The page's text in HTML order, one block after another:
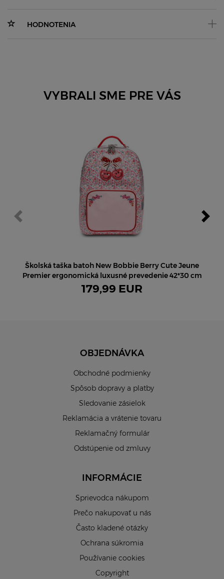
HODNOTENIA
VYBRALI SME PRE VÁS
Školská taška batoh New Bobbie Berry Cute Jeune
Premier ergonomická luxusné prevedenie 42*30 cm
179,99 EUR
OBJEDNÁVKA
Obchodné podmienky
Spôsob dopravy a platby
Sledovanie zásielok
Reklamácia a vrátenie tovaru
Reklamačný formulár
Odstúpenie od zmluvy
INFORMÁCIE
Sprievodca nákupom
Prečo nakupovať u nás
Často kladené otázky
Ochrana súkromia
Používanie cookies
Copyright